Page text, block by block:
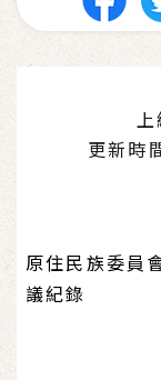
更新
原住民族委員
議紀錄